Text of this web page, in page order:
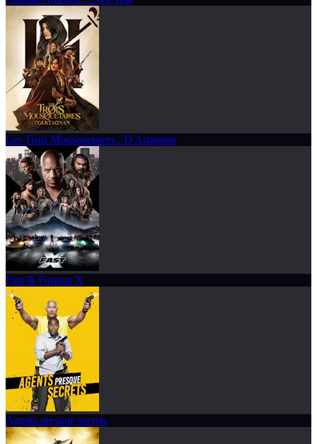
Les Trois Mousquetaires : D'Artagnan
Fast & Furious X
Agents presque secrets